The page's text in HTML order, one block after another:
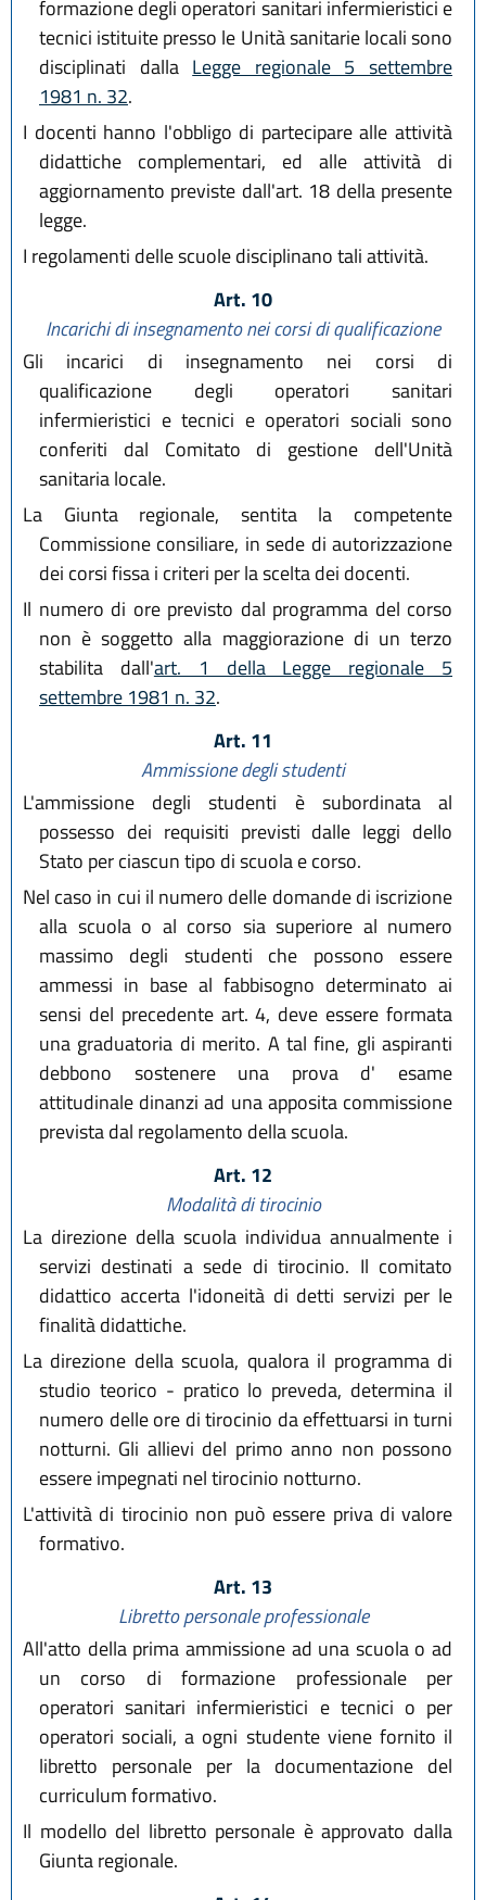
formazione degli operatori sanitari infermieristici e
tecnici istituite presso le Unità sanitarie locali sono
disciplinati dalla Legge regionale 5 settembre
1981 n. 32.
I docenti hanno l'obbligo di partecipare alle attività
didattiche complementari, ed alle attività di
aggiornamento previste dall'art. 18 della presente
legge.
I regolamenti delle scuole disciplinano tali attività.
Art. 10
Incarichi di insegnamento nei corsi di qualificazione
Gli incarici di insegnamento nei corsi di
qualificazione degli operatori sanitari
infermieristici e tecnici e operatori sociali sono
conferiti dal Comitato di gestione dell'Unità
sanitaria locale.
La Giunta regionale, sentita la competente
Commissione consiliare, in sede di autorizzazione
dei corsi fissa i criteri per la scelta dei docenti.
Il numero di ore previsto dal programma del corso
non è soggetto alla maggiorazione di un terzo
stabilita dall'art. 1 della Legge regionale 5
settembre 1981 n. 32.
Art. 11
Ammissione degli studenti
L'ammissione degli studenti è subordinata al
possesso dei requisiti previsti dalle leggi dello
Stato per ciascun tipo di scuola e corso.
Nel caso in cui il numero delle domande di iscrizione
alla scuola o al corso sia superiore al numero
massimo degli studenti che possono essere
ammessi in base al fabbisogno determinato ai
sensi del precedente art. 4, deve essere formata
una graduatoria di merito. A tal fine, gli aspiranti
debbono sostenere una prova d' esame
attitudinale dinanzi ad una apposita commissione
prevista dal regolamento della scuola.
Art. 12
Modalità di tirocinio
La direzione della scuola individua annualmente i
servizi destinati a sede di tirocinio. Il comitato
didattico accerta l'idoneità di detti servizi per le
finalità didattiche.
La direzione della scuola, qualora il programma di
studio teorico - pratico lo preveda, determina il
numero delle ore di tirocinio da effettuarsi in turni
notturni. Gli allievi del primo anno non possono
essere impegnati nel tirocinio notturno.
L'attività di tirocinio non può essere priva di valore
formativo.
Art. 13
Libretto personale professionale
All'atto della prima ammissione ad una scuola o ad
un corso di formazione professionale per
operatori sanitari infermieristici e tecnici o per
operatori sociali, a ogni studente viene fornito il
libretto personale per la documentazione del
curriculum formativo.
Il modello del libretto personale è approvato dalla
Giunta regionale.